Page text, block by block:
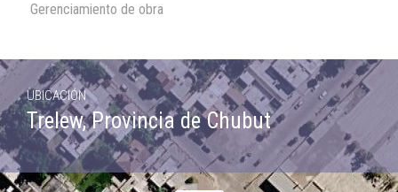
Gerenciamiento de obra
UBICACIÓN
Trelew, Provincia de Chubut